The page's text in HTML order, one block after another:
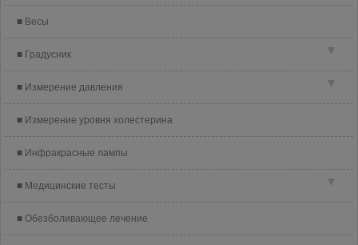
Весы
▼
Градусник
▼
Измерение давления
Измерение уровня холестерина
Инфракрасные лампы
▼
Медицинские тесты
Обезболивающее лечение